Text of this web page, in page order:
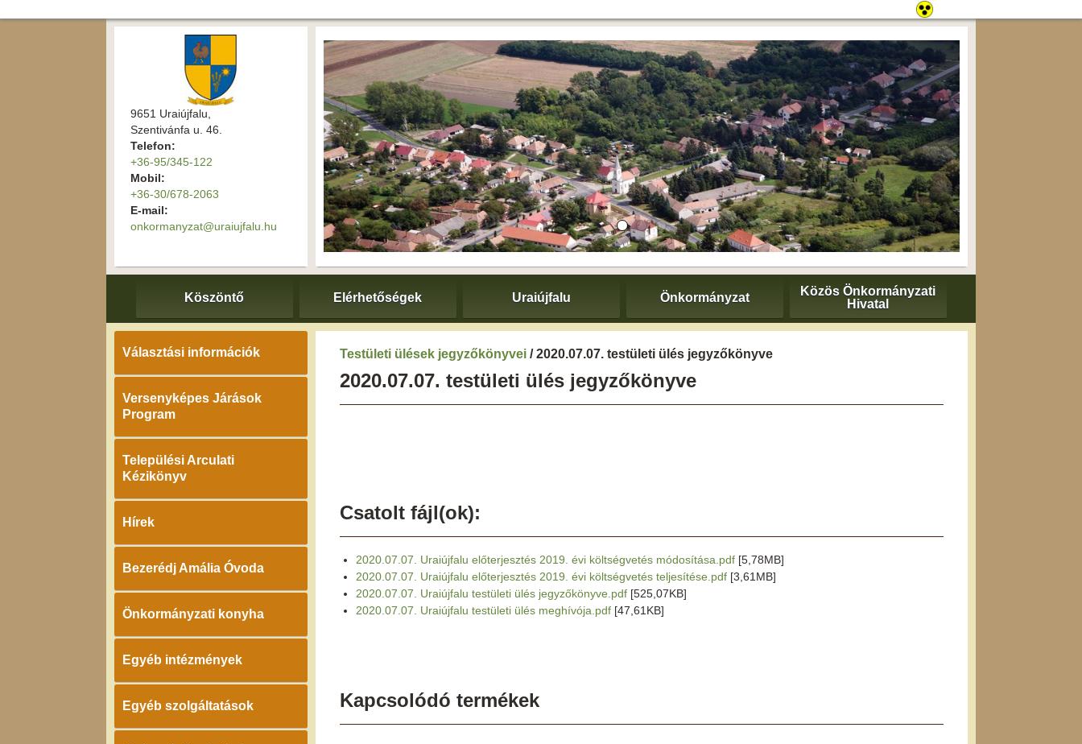
9651 Uraiújfalu,
Szentivánfa u. 46.
Telefon:
+36-95/345-122
Mobil:
+36-30/678-2063
E-mail:
onkormanyzat@uraiujfalu.hu
Köszöntő Elérhetőségek Uraiújfalu Önkormányzat
Közös Önkormányzati
Hivatal
Választási információk
Versenyképes Járások
Program
Települési Arculati
Kézikönyv
Hírek
Bezerédj Amália Óvoda
Önkormányzati konyha
Egyéb intézmények
Egyéb szolgáltatások
Testületi ülések jegyzőkönyvei / 2020.07.07. testületi ülés jegyzőkönyve
2020.07.07. testületi ülés jegyzőkönyve
Csatolt fájl(ok):
2020.07.07. Uraiújfalu előterjesztés 2019. évi költségvetés módosítása.pdf [5,78MB]
2020.07.07. Uraiújfalu előterjesztés 2019. évi költségvetés teljesítése.pdf [3,61MB]
2020.07.07. Uraiújfalu testületi ülés jegyzőkönyve.pdf [525,07KB]
2020.07.07. Uraiújfalu testületi ülés meghívója.pdf [47,61KB]
Kapcsolódó termékek